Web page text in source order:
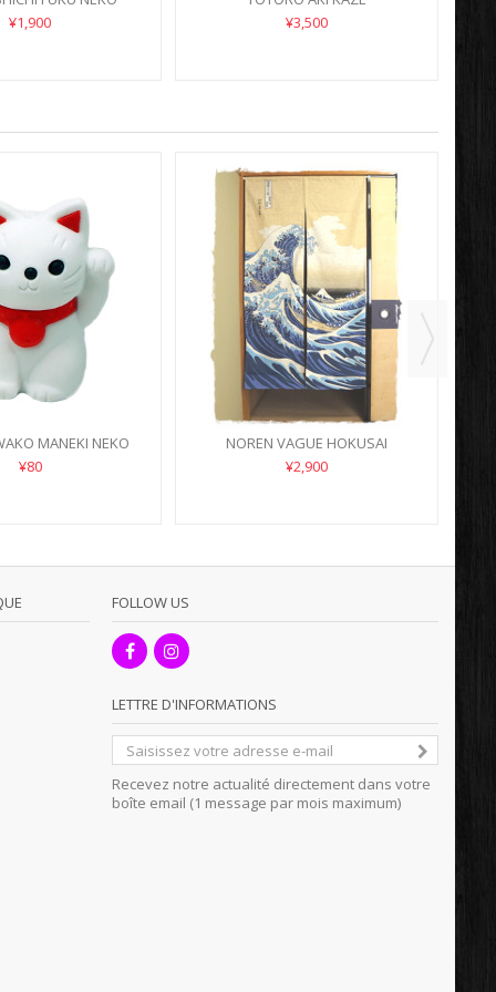
¥1,900
¥3,500
MANEKI NEKO
¥80
NOREN VAGUE HOKUSAI
¥2,900
FOLLOW US
LETTRE D'INFORMATIONS
Recevez notre actualité directement dans votre
boîte email (1 message par mois maximum)